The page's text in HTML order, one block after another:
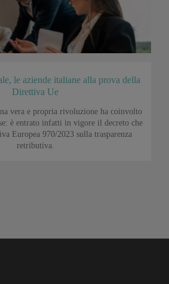
le aziende italiane alla prova della
Direttiva Ue
vera e propria rivoluzione ha coinvolto
è entrato infatti in vigore il decreto che
Europea 970/2023 sulla trasparenza
retributiva.